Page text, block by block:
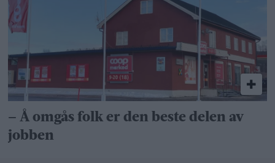
– Å omgås folk er den beste delen av
jobben